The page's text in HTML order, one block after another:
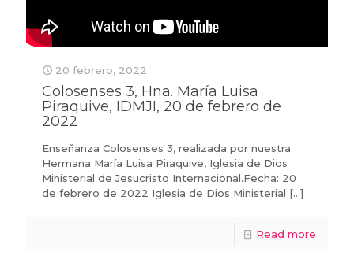
20 febrero, 2022
Colosenses 3, Hna. María Luisa
Piraquive, IDMJI, 20 de febrero de
2022
Enseñanza Colosenses 3, realizada por nuestra
Hermana María Luisa Piraquive, Iglesia de Dios
Ministerial de Jesucristo Internacional.Fecha: 20
de febrero de 2022 Iglesia de Dios Ministerial […]
Read more